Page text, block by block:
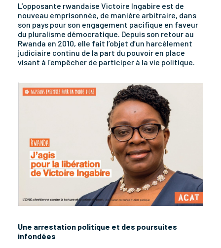
L’opposante rwandaise Victoire Ingabire est de
nouveau emprisonnée, de manière arbitraire, dans
son pays pour son engagement pacifique en faveur
du pluralisme démocratique. Depuis son retour au
Rwanda en 2010, elle fait l’objet d’un harcèlement
judiciaire continu de la part du pouvoir en place
visant à l’empêcher de participer à la vie politique.
Une arrestation politique et des poursuites
infondées